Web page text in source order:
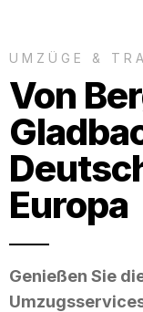
UMZÜGE &
Von
Europa
Genießen Sie